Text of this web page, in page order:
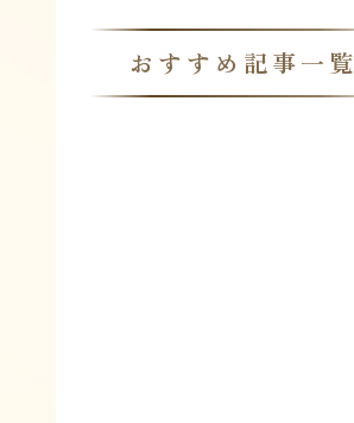
おすすめ記事一覧